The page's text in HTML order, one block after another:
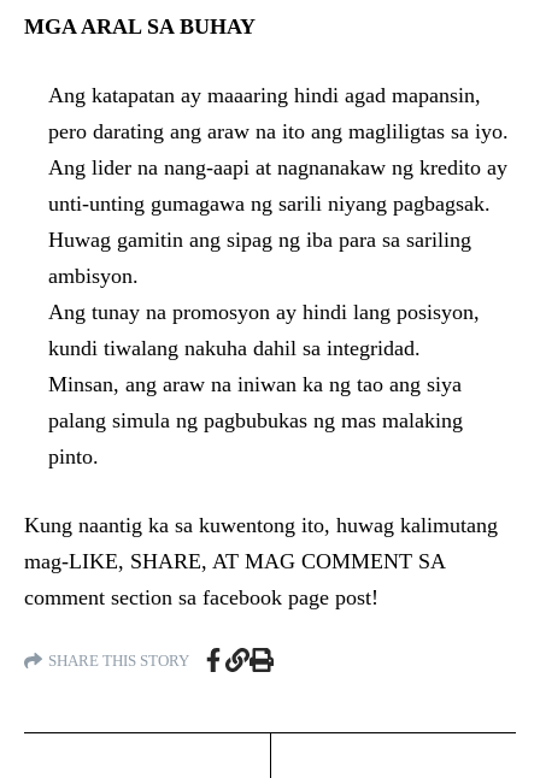
MGA ARAL SA BUHAY
Ang katapatan ay maaaring hindi agad mapansin,
pero darating ang araw na ito ang magliligtas sa iyo.
Ang lider na nang-aapi at nagnanakaw ng kredito ay
unti-unting gumagawa ng sarili niyang pagbagsak.
Huwag gamitin ang sipag ng iba para sa sariling
ambisyon.
Ang tunay na promosyon ay hindi lang posisyon,
kundi tiwalang nakuha dahil sa integridad.
Minsan, ang araw na iniwan ka ng tao ang siya
palang simula ng pagbubukas ng mas malaking
pinto.
Kung naantig ka sa kuwentong ito, huwag kalimutang
mag-LIKE, SHARE, AT MAG COMMENT SA
comment section sa facebook page post!
SHARE THIS STORY